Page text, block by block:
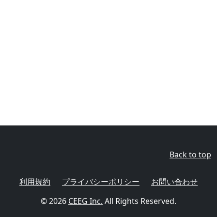
Back to top
利用規約 プライバシーポリシー
お問い合わせ
© 2026 CEEG Inc. All Rights Reserved.